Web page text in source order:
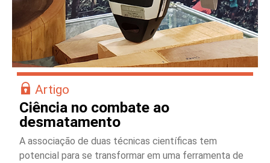
Artigo
Ciência no combate ao
desmatamento
A associação de duas técnicas científicas tem
potencial para se transformar em uma ferramenta de